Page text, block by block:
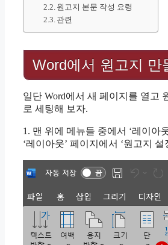
원고지 본문 작성 요령
관련
Word에서 원고지 만
일단 Word에서 새 페이지를 열고
로 세팅해 보자.
1. 맨 위에 메뉴들 중에서 ‘레이아
‘레이아웃’ 페이지에서 ‘원고지